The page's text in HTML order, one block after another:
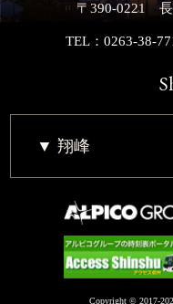
〒390-0221 長
TEL：0263-38-
翔峰
Copyright © 2017-